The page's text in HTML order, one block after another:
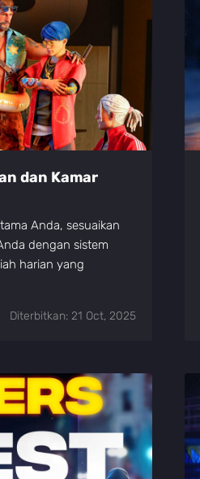
dan Kamar
Anda, sesuaikan
dengan sistem
harian yang
Diterbitkan: 21 Oct, 2025